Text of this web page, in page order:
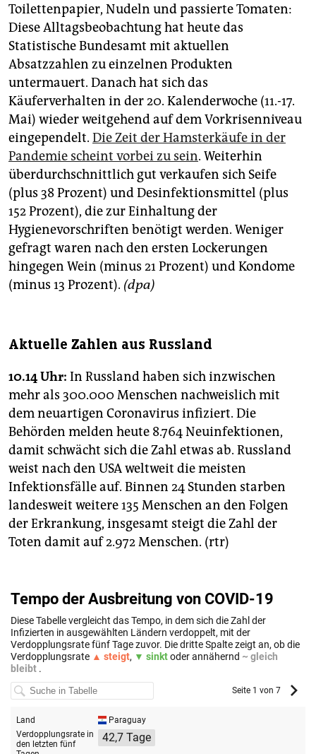
Toilettenpapier, Nudeln und passierte Tomaten:
Diese Alltagsbeobachtung hat heute das
Statistische Bundesamt mit aktuellen
Absatzzahlen zu einzelnen Produkten
untermauert. Danach hat sich das
Käuferverhalten in der 20. Kalenderwoche (11.-17.
Mai) wieder weitgehend auf dem Vorkrisenniveau
eingependelt. Die Zeit der Hamsterkäufe in der
Pandemie scheint vorbei zu sein. Weiterhin
überdurchschnittlich gut verkaufen sich Seife
(plus 38 Prozent) und Desinfektionsmittel (plus
152 Prozent), die zur Einhaltung der
Hygienevorschriften benötigt werden. Weniger
gefragt waren nach den ersten Lockerungen
hingegen Wein (minus 21 Prozent) und Kondome
(minus 13 Prozent). (dpa)
Aktuelle Zahlen aus Russland
10.14 Uhr: In Russland haben sich inzwischen
mehr als 300.000 Menschen nachweislich mit
dem neuartigen Coronavirus infiziert. Die
Behörden melden heute 8.764 Neuinfektionen,
damit schwächt sich die Zahl etwas ab. Russland
weist nach den USA weltweit die meisten
Infektionsfälle auf. Binnen 24 Stunden starben
landesweit weitere 135 Menschen an den Folgen
der Erkrankung, insgesamt steigt die Zahl der
Toten damit auf 2.972 Menschen. (rtr)